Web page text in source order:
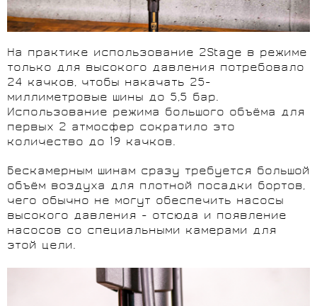
На практике использование 2Stage в режиме
только для высокого давления потребовало
24 качков, чтобы накачать 25-
миллиметровые шины до 5,5 бар.
Использование режима большого объёма для
первых 2 атмосфер сократило это
количество до 19 качков.
Бескамерным шинам сразу требуется большой
объём воздуха для плотной посадки бортов,
чего обычно не могут обеспечить насосы
высокого давления - отсюда и появление
насосов со специальными камерами для
этой цели.